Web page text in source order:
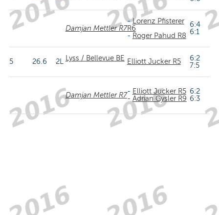
Damjan Mettler R7
-Lorenz Pfisterer
R6
- Roger Pahud R8
6:4
6:1
5 26.6 2L Lyss / Bellevue BE Elliott Jucker R5
6:2
7:5
Damjan Mettler R7- Elliott Jucker R5
- Adrian Gysler R9
6:2
6:3